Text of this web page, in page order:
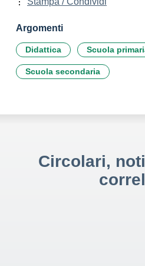
Argomenti
Didattica Scuola
Scuola secondaria
Circolari,